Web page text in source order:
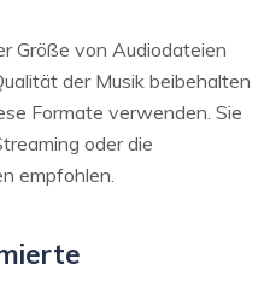
Größe von Audiodateien
der Musik beibehalten
Formate verwenden. Sie
oder die
empfohlen.